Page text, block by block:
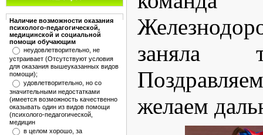
Наличие возможности оказания
психолого-педагогической,
медицинской и социальной
помощи обучающим
неудовлетворительно, не
устраивает (Отсутствуют условия
для оказания вышеуказанных видов
помощи);
удовлетворительно, но со
значительными недостатками
(имеется возможность качественно
оказывать один из видов помощи
(психолого-педагогической,
медицин
в целом хорошо, за
заняла
желаем